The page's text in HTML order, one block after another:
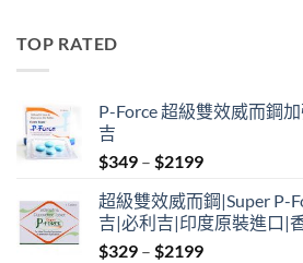
TOP RATED
P-Force 超級雙效威而鋼
吉
$349 – $2199Price
$349
through
$2199
超級雙效威而鋼|Super P-
吉|必利吉|印度原裝進口|
$329 – $2199Price